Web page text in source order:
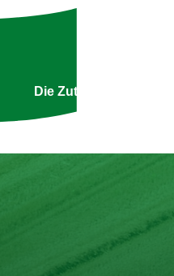
Die Zutatenliste ist